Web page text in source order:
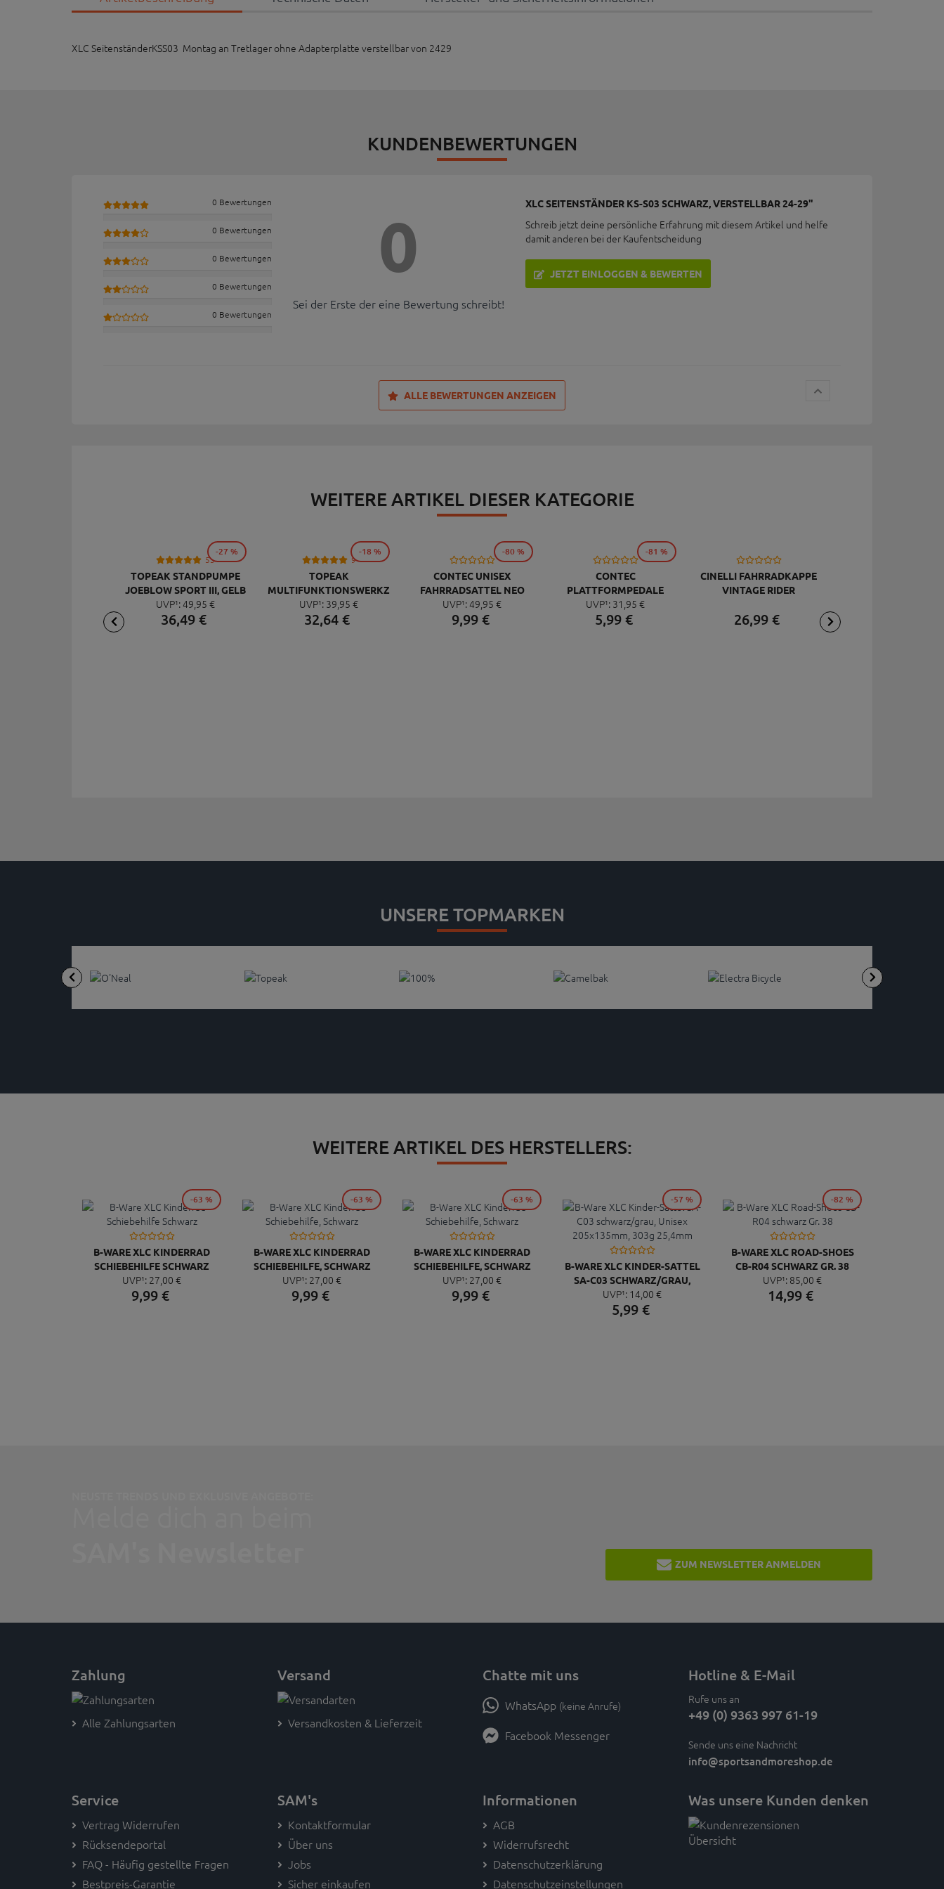
XLC SeitenständerKSS03 Montag an Tretlager ohne Adapterplatte verstellbar von 2429
KUNDENBEWERTUNGEN
0 Bewertungen
0 Bewertungen
0 Bewertungen
0 Bewertungen
0 Bewertungen
0
Sei der Erste der eine Bewertung schreibt!
XLC SEITENSTÄNDER KS-S03 SCHWARZ, VERSTELLBAR 24-29"
Schreib jetzt deine persönliche Erfahrung mit diesem Artikel und helfe
damit anderen bei der Kaufentscheidung
JETZT EINLOGGEN & BEWERTEN
ALLE BEWERTUNGEN ANZEIGEN
WEITERE ARTIKEL DIESER KATEGORIE
53
TOPEAK STANDPUMPE
JOEBLOW SPORT III, GELB
UVP¹:49, 95 €
36,49€
-27 %
9
TOPEAK
MULTIFUNKTIONSWERKZEUG
MINI 20 PRO
UVP¹: 39, 95 €
32,64€
-18 %
CONTEC UNISEX
FAHRRADSATTEL NEO
PACE ZX CUT
UVP¹:49, 95 €
9,99 €
-80 %
CONTEC
PLATTFORMPEDALE
QUICK NEO DELUXE
UVP¹: 31, 95 €
5,99 €
-81 %
CINELLI FAHRRADKAPPE
VINTAGE RIDER
26,99€
UNSERE TOPMARKEN
WEITERE ARTIKEL DES HERSTELLERS:
B-WARE XLC KINDERRAD
SCHIEBEHILFE SCHWARZ
UVP¹: 27, 00 €
9,99 €
-63 %
B-WARE XLC KINDERRAD
SCHIEBEHILFE, SCHWARZ
UVP¹: 27, 00 €
9,99 €
-63 %
B-WARE XLC KINDERRAD
SCHIEBEHILFE, SCHWARZ
UVP¹: 27, 00 €
9,99 €
-63 %
B-WARE XLC KINDER-SATTEL
SA-C03 SCHWARZ/GRAU,
UNISEX 205X135MM, 303G
25,4MM
UVP¹: 14, 00 €
5,99 €
-57 %
B-WARE XLC ROAD-SHOES
CB-R04 SCHWARZ GR. 38
UVP¹: 85, 00 €
14,99€
-82 %
ZUM NEWSLETTER ANMELDEN
Zahlung
Alle Zahlungsarten
Versand
Versandkosten & Lieferzeit
Chatte mit uns
WhatsApp (keine Anrufe)
Facebook Messenger
Hotline & E-Mail
Rufe uns an
+49 (0) 9363 997 61-19
Sende uns eine Nachricht
info@sportsandmoreshop.de
Service
Vertrag Widerrufen
Rücksendeportal
FAQ - Häufig gestellte Fragen
Bestpreis-Garantie
SAM's
Kontaktformular
Über uns
Jobs
Sicher einkaufen
Informationen
AGB
Widerrufsrecht
Datenschutzerklärung
Datenschutzeinstellungen
Was unsere Kunden denken